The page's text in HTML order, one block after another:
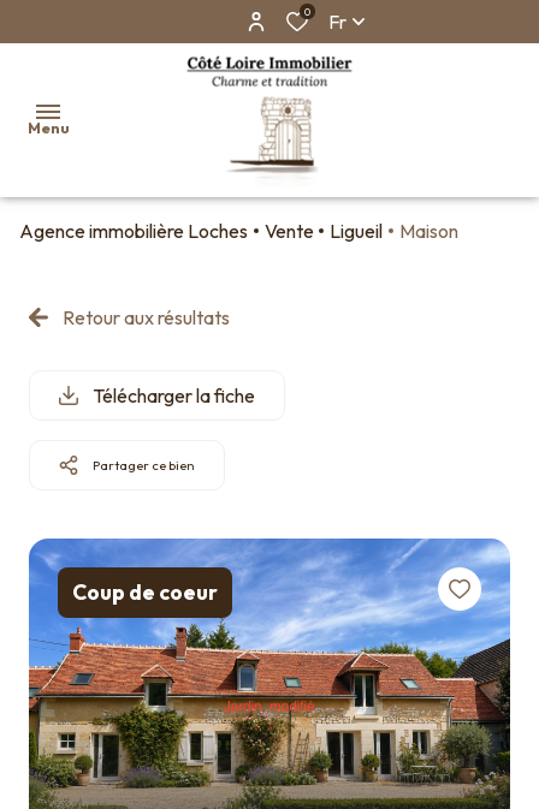
0 Fr
Menu
son
bien en
Qui
sommes
nous ?
Contact
Agence immobilière Loches Vente Ligueil Maison
Retour aux résultats
Télécharger la fiche
Partager ce bien
Coup de coeur